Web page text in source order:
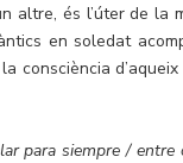
altre, és l’úter de la
en soledat
d’aqueix
para siempre /